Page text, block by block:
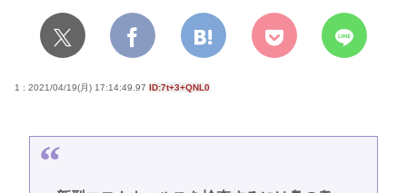
1 : 2021/04/19(月) 17:14:49.97 ID:7t+3+QNL0